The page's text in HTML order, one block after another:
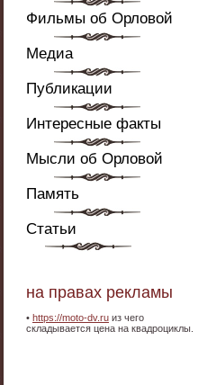
Фильмы об Орловой
Медиа
Публикации
Интересные факты
Мысли об Орловой
Память
Статьи
на правах рекламы
• https://moto-dv.ru из чего
складывается цена на квадроциклы.